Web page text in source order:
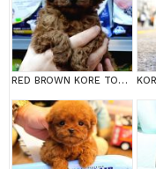
RED BROWN KORE TOY POODEL BEBEKLERİMİZ BAKIRKÖY